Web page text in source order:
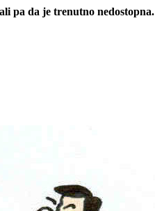
pa da je trenutno nedostopna.